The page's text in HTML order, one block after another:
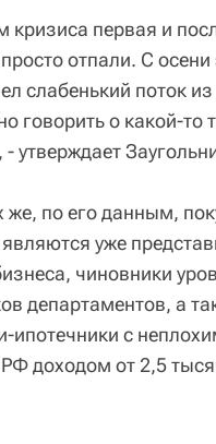
кризиса первая и
отпали. С осени
слабенький поток из
говорить о какой-то
утверждает
же, по его данным,
уже
чиновники
департаментов, а
ипотечники с
РФ доходом от 2,5